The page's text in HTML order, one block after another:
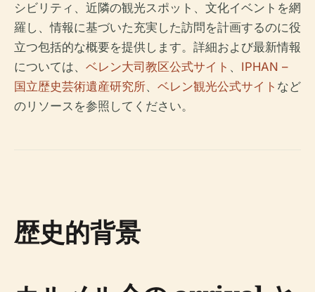
シビリティ、近隣の観光スポット、文化イベントを網
羅し、情報に基づいた充実した訪問を計画するのに役
立つ包括的な概要を提供します。詳細および最新情報
については、 ベレン大司教区公式サイト 、 IPHAN –
国立歴史芸術遺産研究所、 ベレン観光公式サイト など
のリソースを参照してください。
歴史的背景